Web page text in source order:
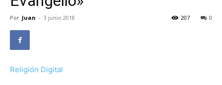
Por Juan - 3 junio 2018 0
207
Religión Digital